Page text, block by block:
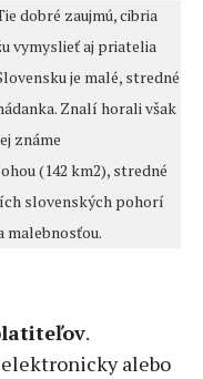
dobré zaujmú, cibria
vymyslieť aj priatelia
je malé, stredné
Znalí horali však
známe
(142 km2), stredné
slovenských pohorí
malebnosťou.
.
alebo